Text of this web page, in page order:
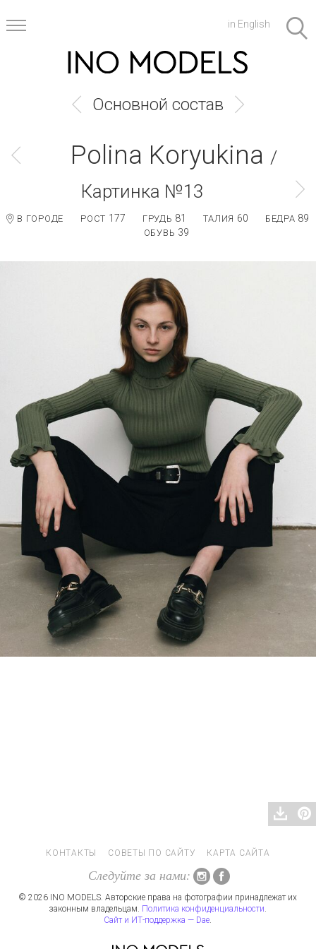
in English
Основной состав
Polina Koryukina /
Картинка №13
В ГОРОДЕ РОСТ 177 ГРУДЬ 81 ТАЛИЯ 60 БЕДРА 89
ОБУВЬ 39
КОНТАКТЫ СОВЕТЫ ПО САЙТУ КАРТА САЙТА
Следуйте за нами:
© 2026 INO MODELS. Авторские права на фотографии принадлежат их
законным владельцам. Политика конфиденциальности.
Сайт и ИТ-поддержка — Dae.